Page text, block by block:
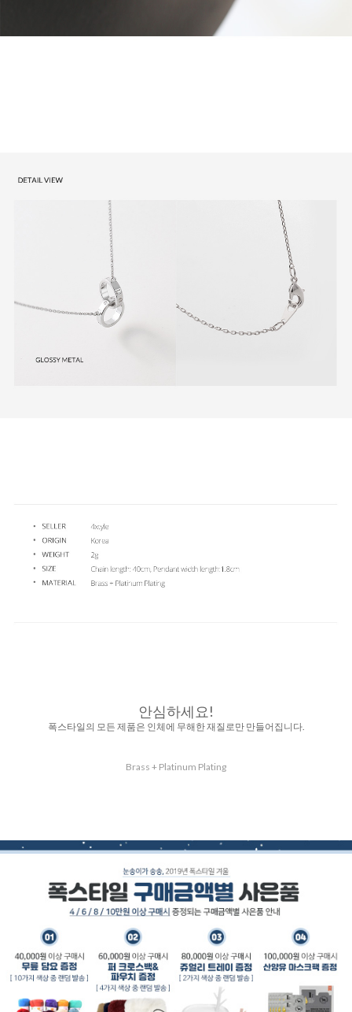
안심하세요!
폭스타일의 모든 제품은 인체에 무해한 재질로만 만들어집니다.
Brass + Platinum Plating